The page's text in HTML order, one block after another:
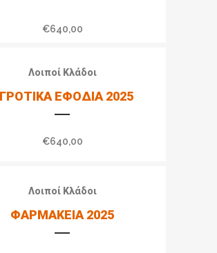
€640,00
Λοιποί Κλάδοι
ΕΦΟΔΙΑ 2025
€640,00
Λοιποί Κλάδοι
ΦΑΡΜΑΚΕΙΑ 2025